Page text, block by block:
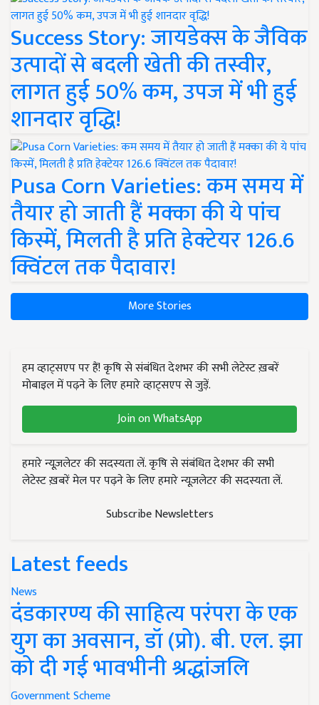
Success Story: जायडेक्स के जैविक
उत्पादों से बदली खेती की तस्वीर,
लागत हुई 50% कम, उपज में भी हुई
शानदार वृद्धि!
Pusa Corn Varieties: कम समय में
तैयार हो जाती हैं मक्का की ये पांच
किस्में, मिलती है प्रति हेक्टेयर 126.6
क्विंटल तक पैदावार!
More Stories
हम व्हाट्सएप पर हैं! कृषि से संबंधित देशभर की सभी लेटेस्ट ख़बरें
मोबाइल में पढ़ने के लिए हमारे व्हाट्सएप से जुड़ें.
Join on WhatsApp
हमारे न्यूज़लेटर की सदस्यता लें. कृषि से संबंधित देशभर की सभी
लेटेस्ट ख़बरें मेल पर पढ़ने के लिए हमारे न्यूज़लेटर की सदस्यता लें.
Subscribe Newsletters
Latest feeds
News
दंडकारण्य की साहित्य परंपरा के एक
युग का अवसान, डॉ (प्रो). बी. एल. झा
को दी गई भावभीनी श्रद्धांजलि
Government Scheme